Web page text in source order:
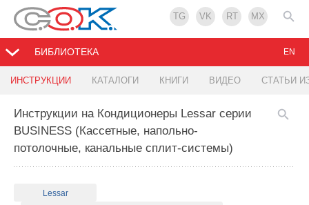
TG VK RT MX
БИБЛИОТЕКА
ИНСТРУКЦИИ КАТАЛОГИ КНИГИ ВИДЕО СТАТЬИ
EN
Инструкции на Кондиционеры Lessar серии
BUSINESS (Кассетные, напольно-
потолочные, канальные сплит-системы)
Lessar